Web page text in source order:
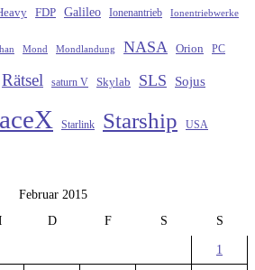
FDP Galileo Ionenantrieb Ionentriebwerke
Mond Mondlandung NASA Orion PC
Rätsel saturn V Skylab SLS Sojus
Starlink Starship USA
Februar 2015
D F S S
1